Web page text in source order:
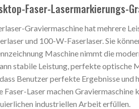
Faser-Lasermarkierungs-
Graviermaschine hat mehrere
und 100-W-Faserlaser. Sie
Maschine nimmt die
stabile Leistung, perfekte optische
Benutzer perfekte Ergebnisse
Faser-Laser machen
industriellen Arbeit erfüllen.